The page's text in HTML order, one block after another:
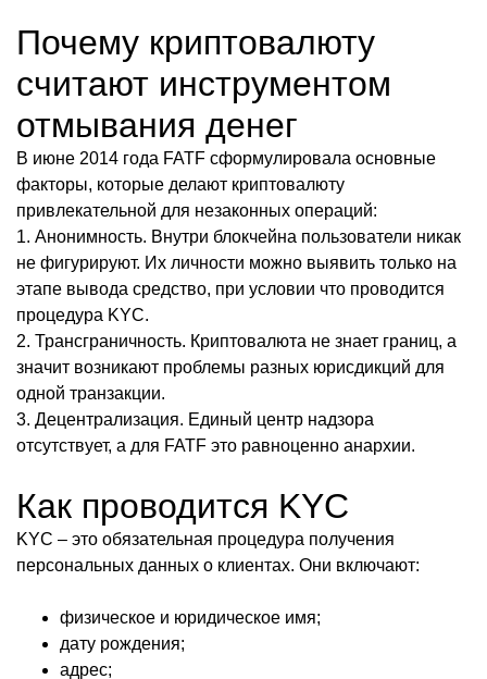
Почему криптовалюту
считают инструментом
отмывания денег
В июне 2014 года FATF сформулировала основные
факторы, которые делают криптовалюту
привлекательной для незаконных операций:
1. Анонимность. Внутри блокчейна пользователи никак
не фигурируют. Их личности можно выявить только на
этапе вывода средство, при условии что проводится
процедура KYC.
2. Трансграничность. Криптовалюта не знает границ, а
значит возникают проблемы разных юрисдикций для
одной транзакции.
3. Децентрализация. Единый центр надзора
отсутствует, а для FATF это равноценно анархии.
Как проводится KYC
KYC – это обязательная процедура получения
персональных данных о клиентах. Они включают:
физическое и юридическое имя;
дату рождения;
адрес;